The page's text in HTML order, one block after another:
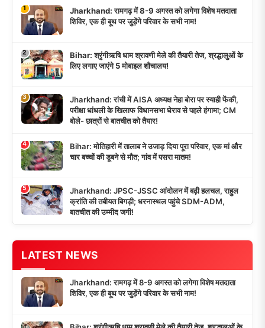
1
Jharkhand: रामगढ़ में 8-9 अगस्त को लगेगा विशेष मतदाता
शिविर, एक ही बूथ पर जुड़ेंगे परिवार के सभी नाम!
2
Bihar: श्रृंगीऋषि धाम श्रावणी मेले की तैयारी तेज, श्रद्धालुओं के
लिए लगाए जाएंगे 5 मोबाइल शौचालय!
3
Jharkhand: रांची में AISA अध्यक्ष नेहा बोरा पर स्याही फेंकी,
परीक्षा धांधली के खिलाफ विधानसभा घेराव से पहले हंगामा; CM
बोले- छात्रों से बातचीत को तैयार!
4
Bihar: मोतिहारी में तालाब ने उजाड़ दिया पूरा परिवार, एक मां और
चार बच्चों की डूबने से मौत; गांव में पसरा मातम!
5
Jharkhand: JPSC-JSSC आंदोलन में बढ़ी हलचल, राहुल
क्रांति की तबीयत बिगड़ी; धरनास्थल पहुंचे SDM-ADM,
बातचीत की उम्मीद जगी!
LATEST NEWS
Jharkhand: रामगढ़ में 8-9 अगस्त को लगेगा विशेष मतदाता
शिविर, एक ही बूथ पर जुड़ेंगे परिवार के सभी नाम!